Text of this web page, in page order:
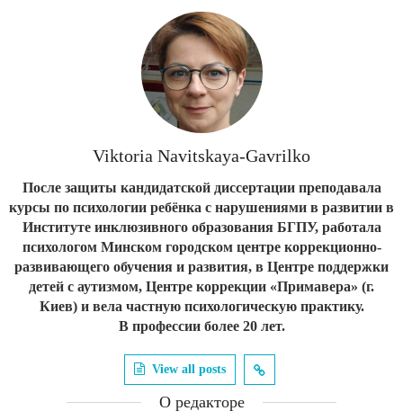
Viktoria Navitskaya-Gavrilko
После защиты кандидатской диссертации преподавала
курсы по психологии ребёнка с нарушениями в развитии в
Институте инклюзивного образования БГПУ, работала
психологом Минском городском центре коррекционно-
развивающего обучения и развития, в Центре поддержки
детей с аутизмом, Центре коррекции «Примавера» (г.
Киев) и вела частную психологическую практику.
В профессии более 20 лет.
View all posts
О редакторе